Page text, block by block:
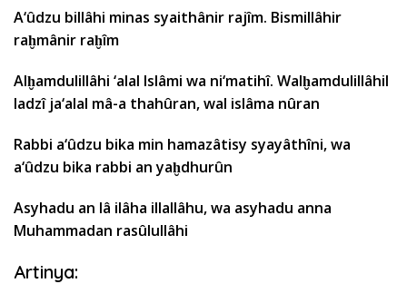
A‘ûdzu billâhi minas syaithânir rajîm. Bismillâhir
raḫmânir raḫîm
Alḫamdulillâhi ‘alal Islâmi wa ni‘matihî. Walḫamdulillâhil
ladzî ja‘alal mâ-a thahûran, wal islâma nûran
Rabbi a‘ûdzu bika min hamazâtisy syayâthîni, wa
a‘ûdzu bika rabbi an yaḫdhurûn
Asyhadu an lâ ilâha illallâhu, wa asyhadu anna
Muhammadan rasûlullâhi
Artinya: